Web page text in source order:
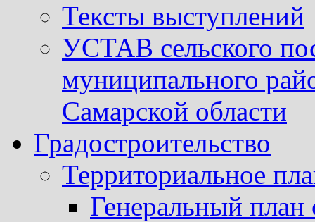
Тексты выступлений
УСТАВ сельского
муниципального
Самарской области
Градостроительство
Территориальное
Генеральный план